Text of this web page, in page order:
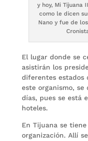
y hoy, Mi Tijuana
como le dicen
Nano y fue de
El lugar donde se
asistirán los
diferentes estados
este organismo, se
días, pues se está
hoteles.
En Tijuana se
organización. Allí